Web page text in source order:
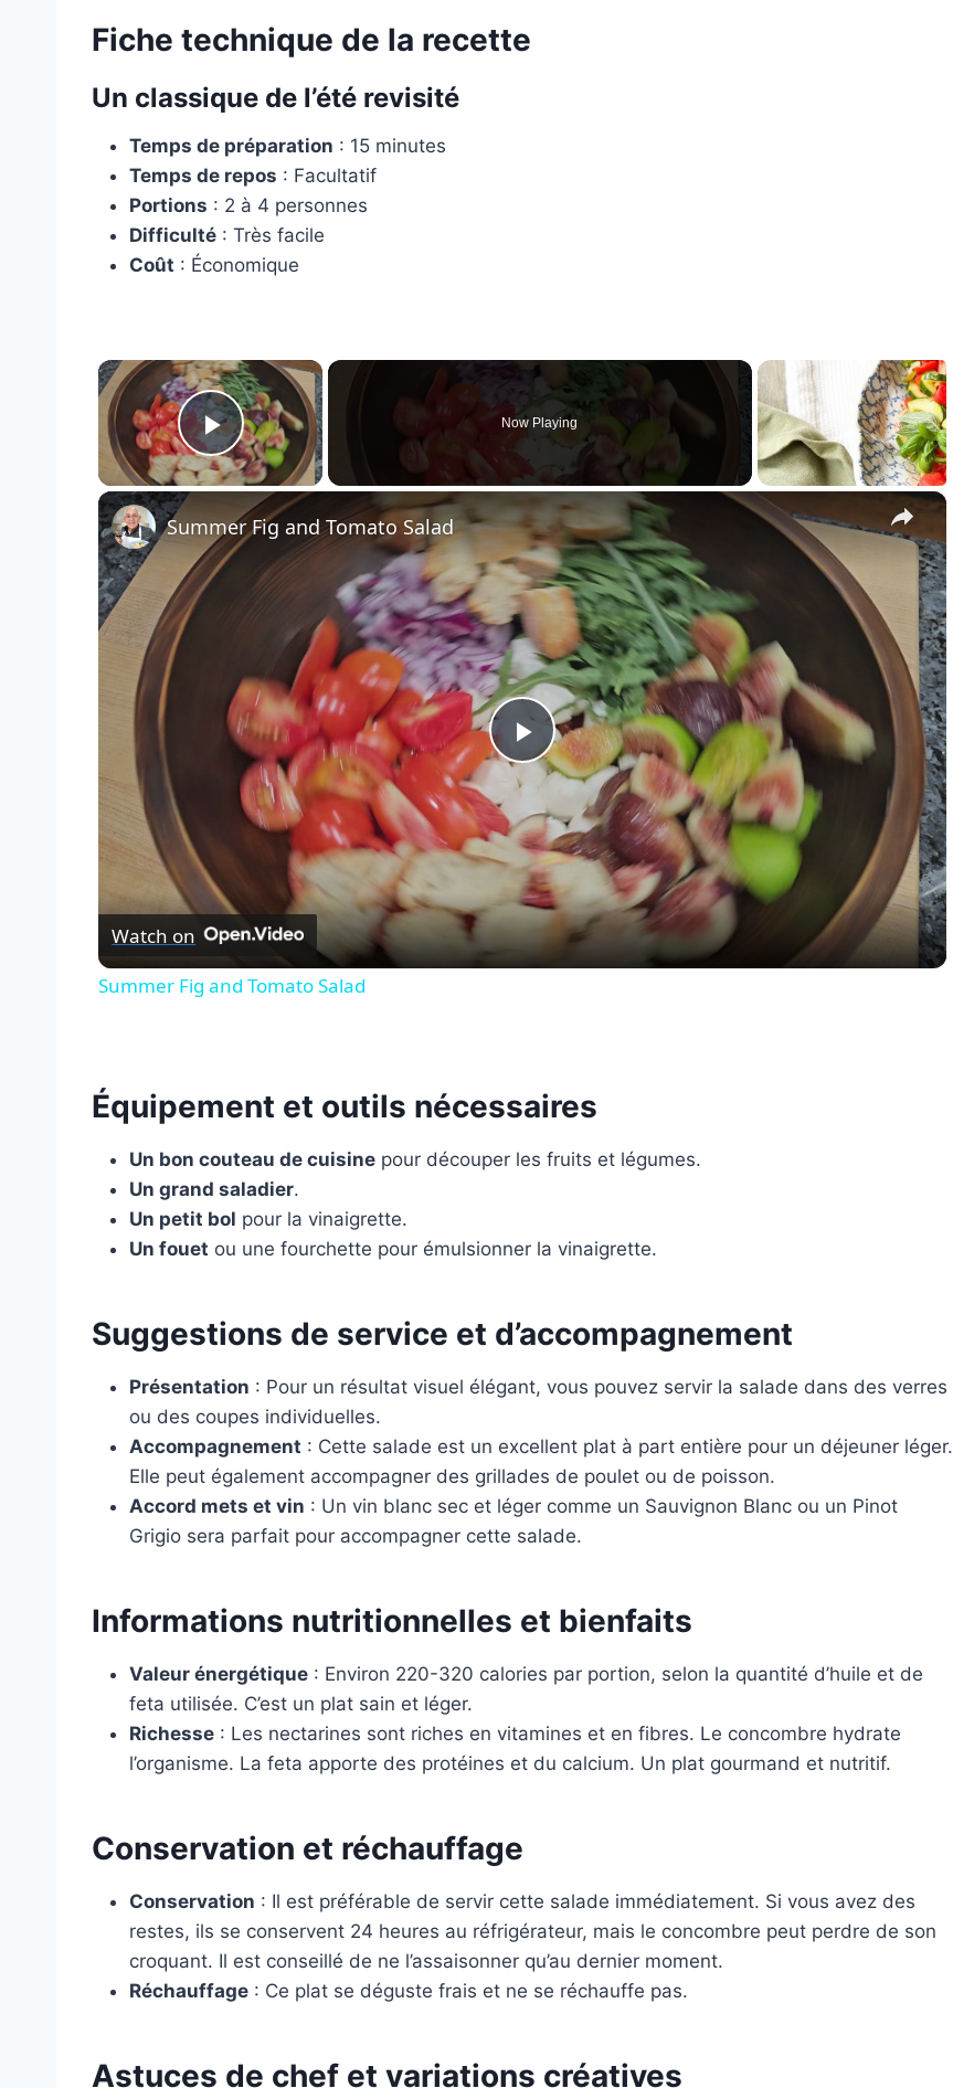
Fiche technique de la recette
Un classique de l’été revisité
Temps de préparation : 15 minutes
Temps de repos : Facultatif
Portions : 2 à 4 personnes
Difficulté : Très facile
Coût : Économique
×
Play Video
Now Playing
×
Play
Video
Summer Fig and Tomato Salad
Watch on
Summer Fig and Tomato Salad
Équipement et outils nécessaires
Un bon couteau de cuisine pour découper les fruits et légumes.
Un grand saladier.
Un petit bol pour la vinaigrette.
Un fouet ou une fourchette pour émulsionner la vinaigrette.
Suggestions de service et d’accompagnement
Présentation : Pour un résultat visuel élégant, vous pouvez servir la salade dans des verres
ou des coupes individuelles.
Accompagnement : Cette salade est un excellent plat à part entière pour un déjeuner léger.
Elle peut également accompagner des grillades de poulet ou de poisson.
Accord mets et vin : Un vin blanc sec et léger comme un Sauvignon Blanc ou un Pinot
Grigio sera parfait pour accompagner cette salade.
Informations nutritionnelles et bienfaits
Valeur énergétique : Environ 220-320 calories par portion, selon la quantité d’huile et de
feta utilisée. C’est un plat sain et léger.
Richesse : Les nectarines sont riches en vitamines et en fibres. Le concombre hydrate
l’organisme. La feta apporte des protéines et du calcium. Un plat gourmand et nutritif.
Conservation et réchauffage
Conservation : Il est préférable de servir cette salade immédiatement. Si vous avez des
restes, ils se conservent 24 heures au réfrigérateur, mais le concombre peut perdre de son
croquant. Il est conseillé de ne l’assaisonner qu’au dernier moment.
Réchauffage : Ce plat se déguste frais et ne se réchauffe pas.
Astuces de chef et variations créatives